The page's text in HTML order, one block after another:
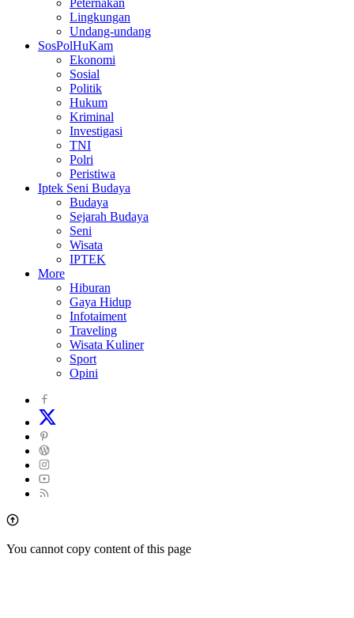
Lingkungan
Undang-undang
SosPolHuKam
Ekonomi
Sosial
Politik
Hukum
Kriminal
Investigasi
TNI
Polri
Peristiwa
Iptek Seni Budaya
Budaya
Sejarah Budaya
Seni
Wisata
IPTEK
More
Hiburan
Gaya Hidup
Infotaiment
Traveling
Wisata Kuliner
Sport
Opini
You cannot copy content of this page